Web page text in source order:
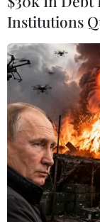
Vàng miếng được
Trong phiên
Á tăng nhưng
ghi nhận
Institutions